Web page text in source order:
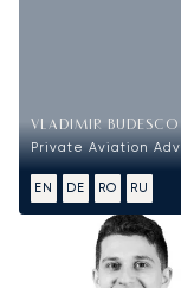
VLADIMIR BUDESCO
Private Aviation
EN DE RO RU